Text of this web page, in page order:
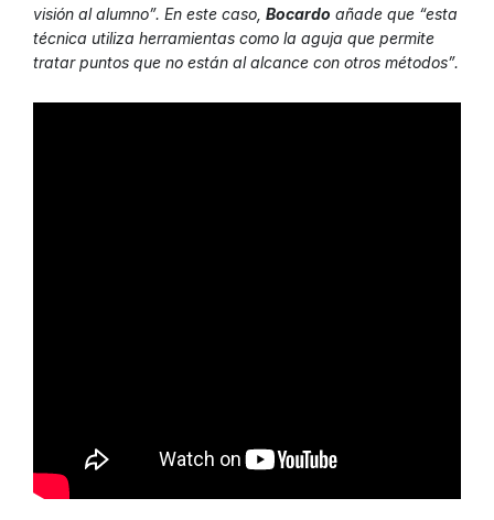
visión al alumno”. En este caso, Bocardo añade que “esta
técnica utiliza herramientas como la aguja que permite
tratar puntos que no están al alcance con otros métodos”.